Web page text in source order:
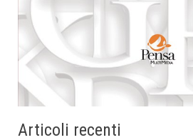
Articoli recenti